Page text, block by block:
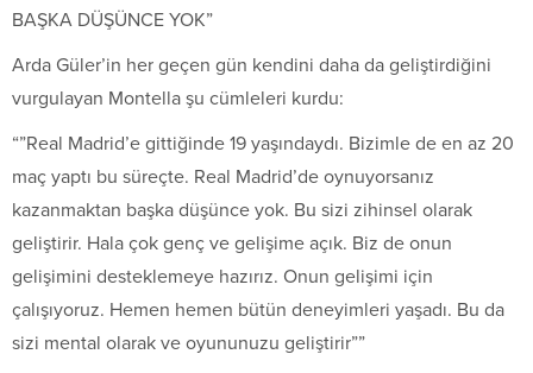
BAŞKA DÜŞÜNCE YOK”
Arda Güler’in her geçen gün kendini daha da geliştirdiğini
vurgulayan Montella şu cümleleri kurdu:
“”Real Madrid’e gittiğinde 19 yaşındaydı. Bizimle de en az 20
maç yaptı bu süreçte. Real Madrid’de oynuyorsanız
kazanmaktan başka düşünce yok. Bu sizi zihinsel olarak
geliştirir. Hala çok genç ve gelişime açık. Biz de onun
gelişimini desteklemeye hazırız. Onun gelişimi için
çalışıyoruz. Hemen hemen bütün deneyimleri yaşadı. Bu da
sizi mental olarak ve oyununuzu geliştirir””